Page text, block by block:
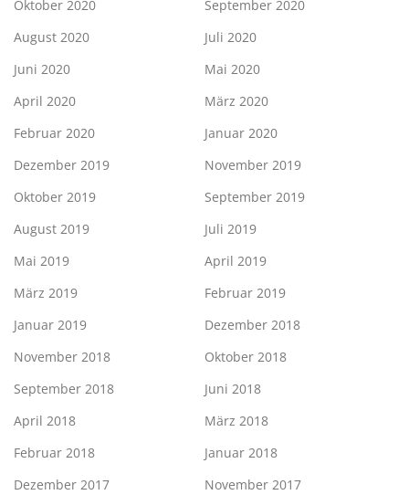
Oktober 2020
September 2020
August 2020
Juli 2020
Juni 2020
Mai 2020
April 2020
März 2020
Februar 2020
Januar 2020
Dezember 2019
November 2019
Oktober 2019
September 2019
August 2019
Juli 2019
Mai 2019
April 2019
März 2019
Februar 2019
Januar 2019
Dezember 2018
November 2018
Oktober 2018
September 2018
Juni 2018
April 2018
März 2018
Februar 2018
Januar 2018
Dezember 2017
November 2017